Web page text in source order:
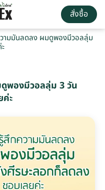
สั่งซื้อ
ามมันลดลง ผมดูพองมีวอลลุ่ม
พองมีวอลลุ่ม 3 วัน
ะ